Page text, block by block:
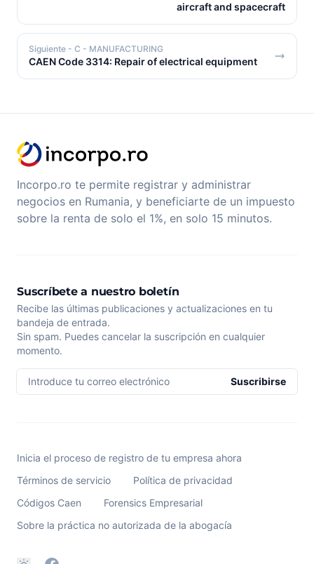
aircraft and spacecraft
Siguiente - C - MANUFACTURING
CAEN Code 3314: Repair of electrical equipment
Incorpo.ro te permite registrar y administrar
negocios en Rumania, y beneficiarte de un impuesto
sobre la renta de solo el 1%, en solo 15 minutos.
Suscríbete a nuestro boletín
Recibe las últimas publicaciones y actualizaciones en tu
bandeja de entrada.
Sin spam. Puedes cancelar la suscripción en cualquier
momento.
Introduce tu correo electrónico Suscribirse
Inicia el proceso de registro de tu empresa ahora
Términos de servicio
Política de privacidad
Códigos Caen
Forensics Empresarial
Sobre la práctica no autorizada de la abogacía